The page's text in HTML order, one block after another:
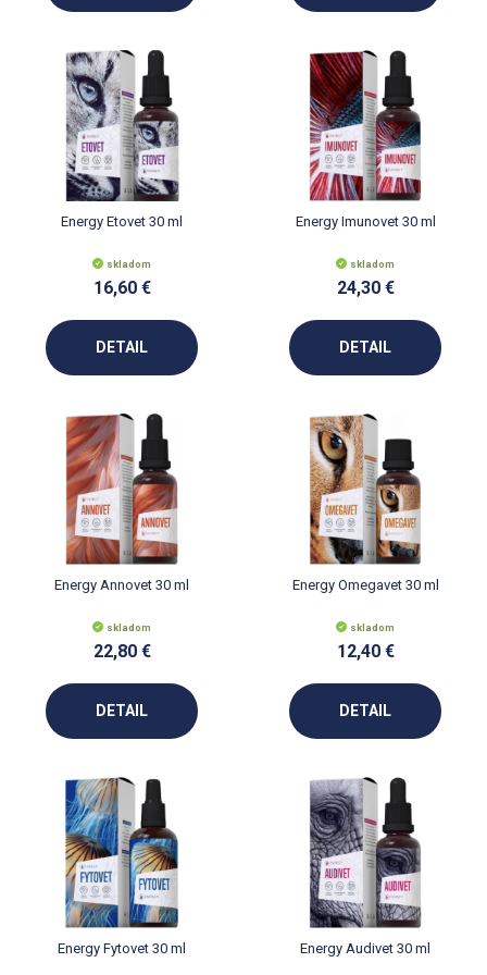
Energy Etovet 30 ml
skladom
16,60 €
DETAIL
Energy Imunovet 30 ml
skladom
24,30 €
DETAIL
Energy Annovet 30 ml
skladom
22,80 €
DETAIL
Energy Omegavet 30 ml
skladom
12,40 €
DETAIL
Energy Fytovet 30 ml Energy Audivet 30 ml